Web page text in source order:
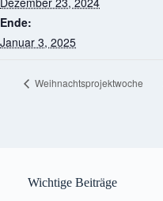
Ende:
Januar 3, 2025
Weihnachtsprojektwoche
Wichtige Beiträge